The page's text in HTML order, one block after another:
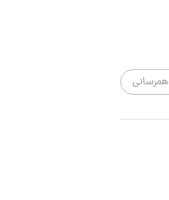
همرسانی